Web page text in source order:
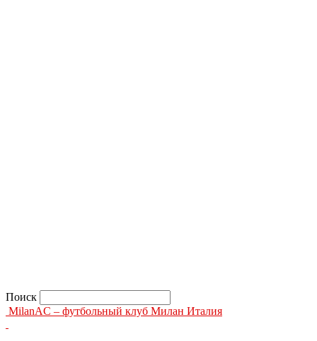
Поиск
MilanAC – футбольный клуб Милан Италия